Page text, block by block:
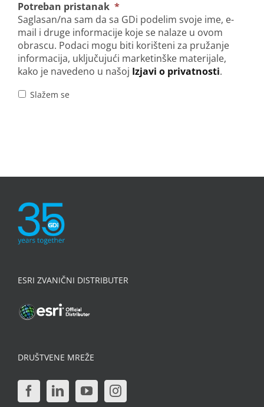
Potreban pristanak *
Saglasan/na sam da sa GDi podelim svoje ime, e-
mail i druge informacije koje se nalaze u ovom
obrascu. Podaci mogu biti korišteni za pružanje
informacija, uključujući marketinške materijale,
kako je navedeno u našoj Izjavi o privatnosti.
Slažem se
ESRI ZVANIČNI DISTRIBUTER
DRUŠTVENE MREŽE